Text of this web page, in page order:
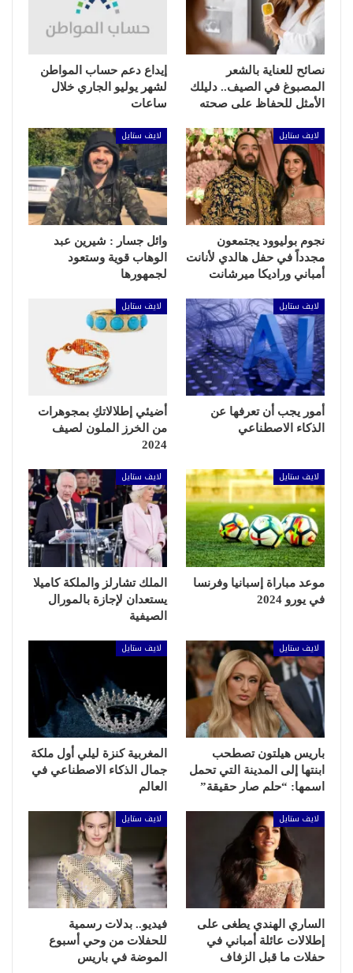
نصائح للعناية بالشعر
المصبوغ في الصيف.. دليلك
الأمثل للحفاظ على صحته
إيداع دعم حساب المواطن
لشهر يوليو الجاري خلال
ساعات
لايف ستايل
نجوم بوليوود يجتمعون
مجدداً في حفل هالدي لأنانت
أمباني وراديكا ميرشانت
لايف ستايل
وائل جسار : شيرين عبد
الوهاب قوية وستعود
لجمهورها
لايف ستايل
أمور يجب أن تعرفها عن
الذكاء الاصطناعي
لايف ستايل
أضيئي إطلالاتكِ بمجوهرات
من الخرز الملون لصيف
2024
لايف ستايل
موعد مباراة إسبانيا وفرنسا
في يورو 2024
لايف ستايل
الملك تشارلز والملكة كاميلا
يستعدان لإجازة بالمورال
الصيفية
لايف ستايل
باريس هيلتون تصطحب
ابنتها إلى المدينة التي تحمل
اسمها: “حلم صار حقيقة”
لايف ستايل
المغربية كنزة ليلي أول ملكة
جمال الذكاء الاصطناعي في
العالم
لايف ستايل
الساري الهندي يطغى على
إطلالات عائلة أمباني في
حفلات ما قبل الزفاف
لايف ستايل
فيديو.. بدلات رسمية
للحفلات من وحي أسبوع
الموضة في باريس